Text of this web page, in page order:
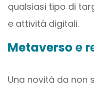
qualsiasi tipo di
e attività digitali.
Metaverso e
Una novità da non